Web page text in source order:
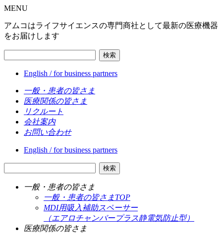
MENU
アムコはライフサイエンスの専門商社として最新の医療機器
をお届けします
検索
English / for business partners
一般・患者の皆さま
医療関係の皆さま
リクルート
会社案内
お問い合わせ
English / for business partners
検索
一般・患者の皆さま
一般・患者の皆さまTOP
MDI用吸入補助スペーサー
（エアロチャンバープラス静電気防止型）
医療関係の皆さま